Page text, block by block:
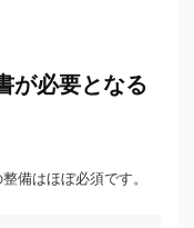
が必要となる
備はほぼ必須です。